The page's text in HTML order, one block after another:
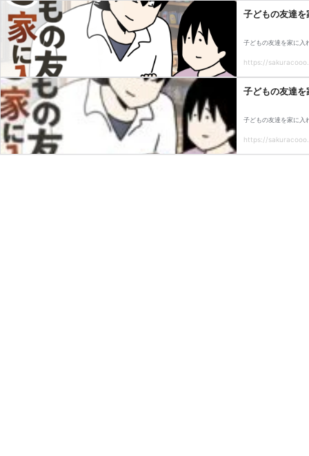
子どもの友達
子どもの友達を家に入
https://
子どもの友達
子どもの友達を家に入
https://